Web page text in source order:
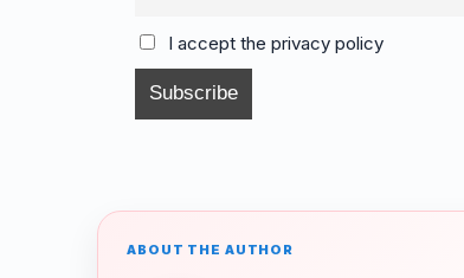
o
o
k
s
m
k
I accept the privacy policy
ABOUT THE AUTHOR